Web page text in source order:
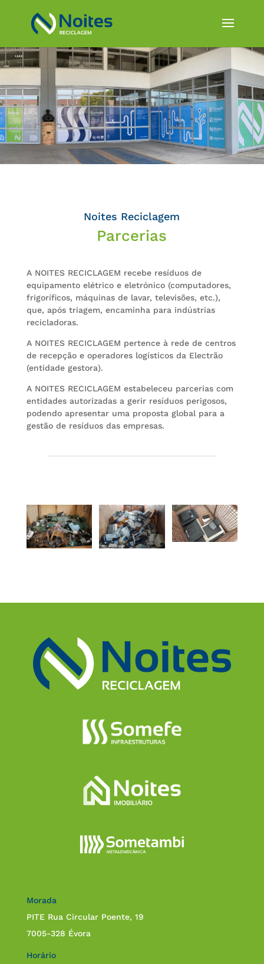
Noites Reciclagem
Parcerias
A NOITES RECICLAGEM recebe resíduos de
equipamento elétrico e eletrónico (computadores,
frigoríficos, máquinas de lavar, televisões, etc.),
que, após triagem, encaminha para indústrias
recicladoras.
A NOITES RECICLAGEM pertence à rede de centros
de recepção e operadores logísticos da Electrão
(entidade gestora).
A NOITES RECICLAGEM estabeleceu parcerias com
entidades autorizadas a gerir resíduos perigosos,
podendo apresentar uma proposta global para a
gestão de resíduos das empresas.
Morada
PITE Rua Circular Poente, 19
7005-328 Évora
Horário